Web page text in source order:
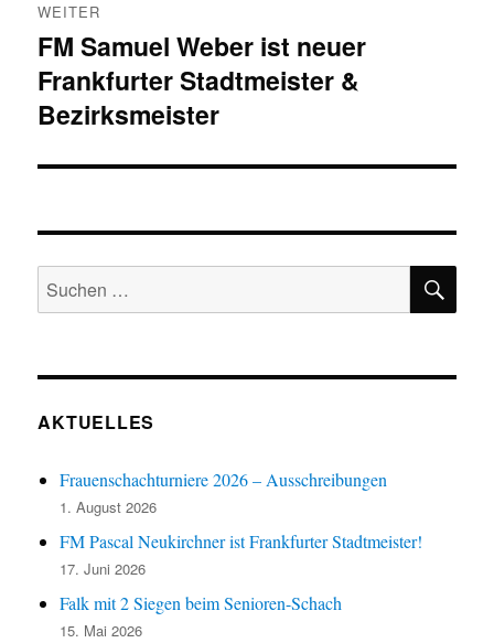
WEITER
Nächster
Beitrag:
FM Samuel Weber ist neuer
Frankfurter Stadtmeister &
Bezirksmeister
Suchen
nach:
AKTUELLES
Frauenschachturniere 2026 – Ausschreibungen
1. August 2026
FM Pascal Neukirchner ist Frankfurter Stadtmeister!
17. Juni 2026
Falk mit 2 Siegen beim Senioren-Schach
15. Mai 2026